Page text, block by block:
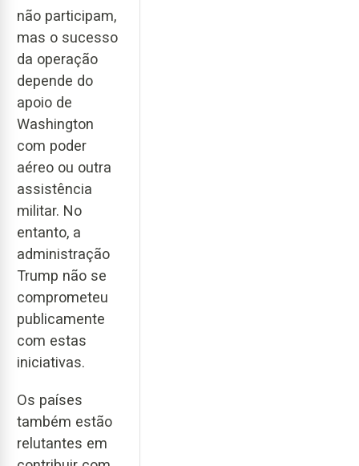
não participam,
mas o sucesso
da operação
depende do
apoio de
Washington
com poder
aéreo ou outra
assistência
militar. No
entanto, a
administração
Trump não se
comprometeu
publicamente
com estas
iniciativas.
Os países
também estão
relutantes em